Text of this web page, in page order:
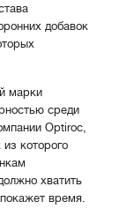
добавок
марки
среди
Optiroc,
которого
хватить
время.